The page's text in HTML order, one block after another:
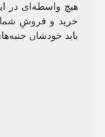
هیچ واسطه‌ای در
خرید و فروشِ شما،
باید خودشان